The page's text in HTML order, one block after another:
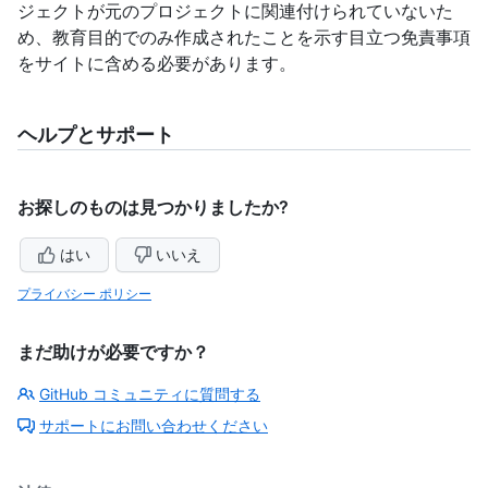
ジェクトが元のプロジェクトに関連付けられていないた
め、教育目的でのみ作成されたことを示す目立つ免責事項
をサイトに含める必要があります。
ヘルプとサポート
お探しのものは見つかりましたか?
はい いいえ
プライバシー ポリシー
まだ助けが必要ですか？
GitHub コミュニティに質問する
サポートにお問い合わせください